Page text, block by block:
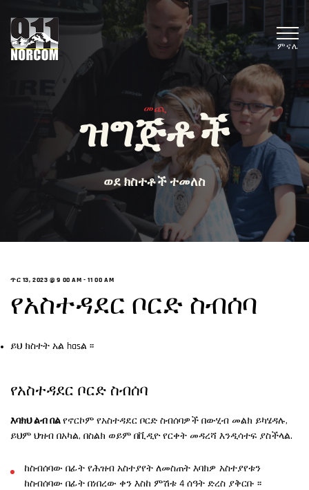
ምናሌ
መጪ
ዝግጅቶች
ወደ ክስተቶች ተመለስ
ጥር 13, 2023 @ 9 00 AM -11 00 AM
የአስተዳደር ቦርድ ስብሰባ
ይህ ክስተት አል hasል ፡፡
የአስተዳደር ቦርድ ስብሰባ
እባክህ ልብ በል የኖርኮም የአስተዳደር ቦርድ ስብሰባዎች በውሂብ መልክ ይካሄዳሉ,
ይህም ህዝብ በአካል, በስልክ ወይም በቪዲዮ የርቀት መዳረሻ እንዲሳተፍ ያስችላል.
ከስብሰባው በፊት የሕዝብ አስተያየት ለመስጠት እባክዎ አስተያየቱን
ከስብሰባው በፊት በነበረው ቀን እስከ ምሽቱ 4 ሰዓት ድረስ ያቅርቡ ፡፡